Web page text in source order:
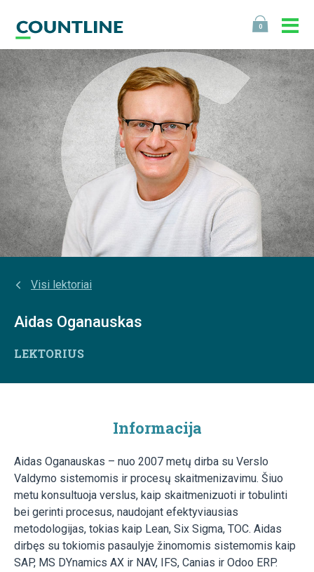
0
Visi lektoriai
Aidas Oganauskas
LEKTORIUS
Informacija
Aidas Oganauskas – nuo 2007 metų dirba su Verslo
Valdymo sistemomis ir procesų skaitmenizavimu. Šiuo
metu konsultuoja verslus, kaip skaitmenizuoti ir tobulinti
bei gerinti procesus, naudojant efektyviausias
metodologijas, tokias kaip Lean, Six Sigma, TOC. Aidas
dirbęs su tokiomis pasaulyje žinomomis sistemomis kaip
SAP, MS DYnamics AX ir NAV, IFS, Canias ir Odoo ERP.